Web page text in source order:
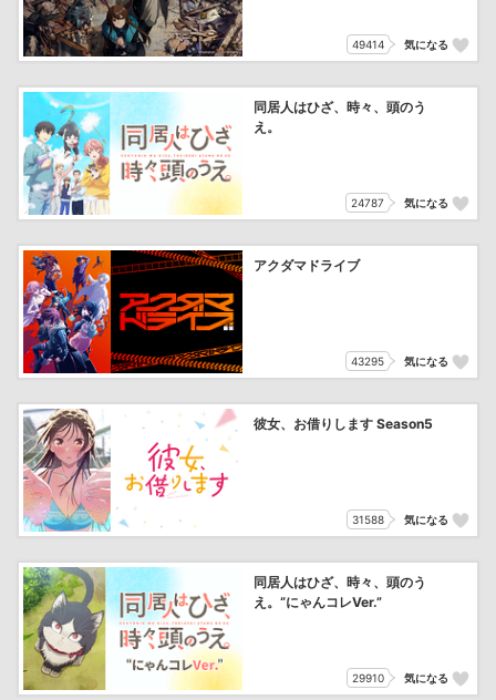
49414 気になる
同居人はひざ、時々、頭のう
え。
24787 気になる
アクダマドライブ
43295 気になる
彼女、お借りします Season5
31588 気になる
同居人はひざ、時々、頭のう
え。“にゃんコレVer.”
29910 気になる